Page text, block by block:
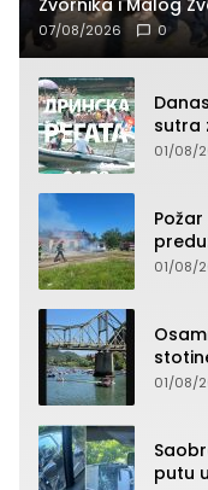
07/08/2026 0
sutra
01/08/
vatru
01/08/
01/08/
putu